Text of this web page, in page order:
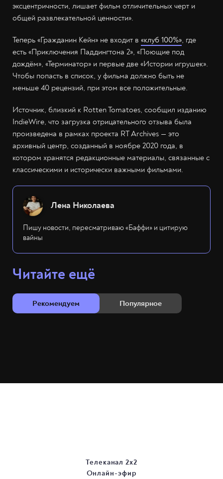
эксцентричности, лишает фильм отличительных черт и
общей развлекательной ценности».
Теперь «Гражданин Кейн» не входит в «клуб 100%», где
есть «Приключения Паддингтона 2», «Поющие под
дождём», «Терминатор» и первые две «Истории игрушек».
Чтобы попасть в список, у фильма должно быть не
меньше 40 рецензий, при этом все положительные.
Источник, близкий к Rotten Tomatoes, сообщил изданию
IndieWire, что загрузка отрицательного отзыва была
произведена в рамках проекта RT Archives — это
архивный центр, созданный в ноябре 2020 года, в
котором хранятся редакционные материалы, связанные с
классическими и исторически важными фильмами.
Лена Николаева
Пишу новости, пересматриваю «Баффи» и цитирую
вайны
Читайте ещё
Рекомендуем Популярное
Телеканал 2х2
Онлайн-эфир